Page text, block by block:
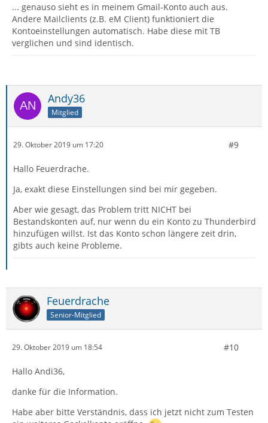
... genauso sieht es in meinem Gmail-Konto auch aus.
Andere Mailclients (z.B. eM Client) funktioniert die
Kontoeinstellungen automatisch. Habe diese mit TB
verglichen und sind identisch.
Andy36
Mitglied
29. Oktober 2019 um 17:20 #9
Hallo Feuerdrache.
Ja, exakt diese Einstellungen sind bei mir gegeben.
Aber wie gesagt, das Problem tritt NICHT bei
Bestandskonten auf, nur wenn du ein Konto zu Thunderbird
hinzufügen willst. Ist das Konto schon längere zeit drin,
gibts auch keine Probleme.
Feuerdrache
Senior-Mitglied
29. Oktober 2019 um 18:54 #10
Hallo Andi36,
danke für die Information.
Habe aber bitte Verständnis, dass ich jetzt nicht zum Testen